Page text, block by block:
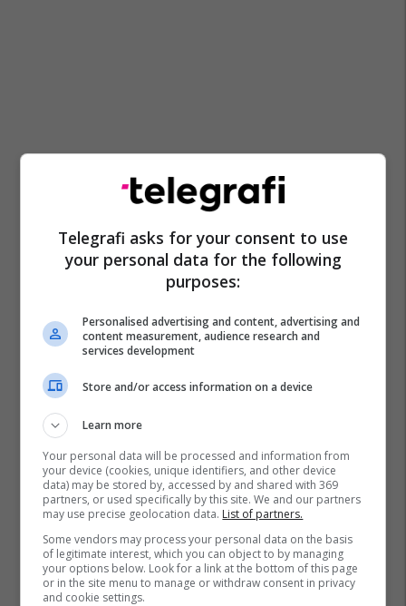
Telegrafi asks for your consent to use
your personal data for the following
purposes:
Personalised advertising and content, advertising and
content measurement, audience research and
services development
Store and/or access information on a device
Learn more
Your personal data will be processed and information from
your device (cookies, unique identifiers, and other device
data) may be stored by, accessed by and shared with 369
partners, or used specifically by this site. We and our partners
may use precise geolocation data. List of partners.
Some vendors may process your personal data on the basis
of legitimate interest, which you can object to by managing
your options below. Look for a link at the bottom of this page
or in the site menu to manage or withdraw consent in privacy
and cookie settings.